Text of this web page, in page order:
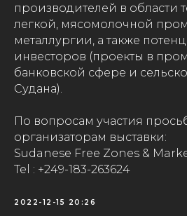
производителей в области
легкой, мясомолочной
металлургии, а также
инвесторов (проекты в
банковской сфере и
Судана).
По вопросам участия
организаторам выставки:
Sudanese Free Zones &
Tel : +249-183-263624
2022-12-15 20:26